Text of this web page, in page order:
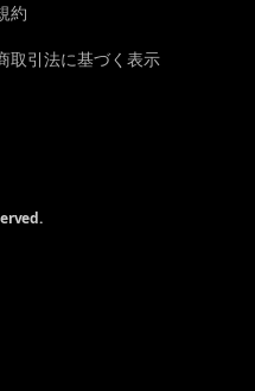
約
取引法に基づく表示